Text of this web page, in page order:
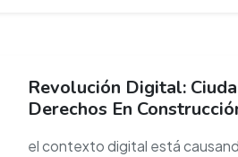
Revolución Digital:
Derechos En
el contexto digital está